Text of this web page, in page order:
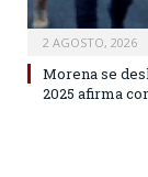
2 AGOSTO, 2026
Morena se
2025 afirma